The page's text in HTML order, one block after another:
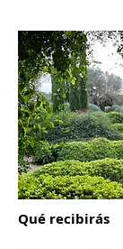
Qué recibirás